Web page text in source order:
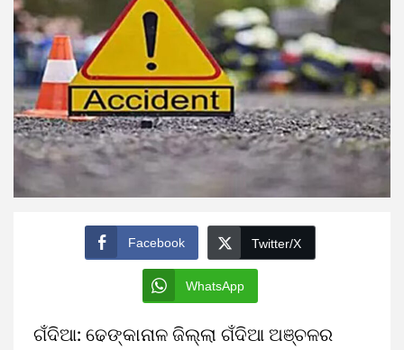
Facebook Twitter/X
WhatsApp
ଗଁଦିଆ: ଢେଙ୍କାନାଳ ଜିଲ୍ଲା ଗଁଦିଆ ଅଞ୍ଚଳର